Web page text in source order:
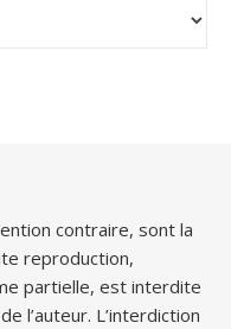
contraire, sont la
reproduction,
partielle, est interdite
l’auteur. L’interdiction